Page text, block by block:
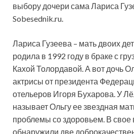
выбору дочери сама Лариса
Sobesednik.ru.
Лариса Гузеева – мать двоих
родила в 1992 году в браке с
Кахой Толордавой. А вот дочь
актрисы от президента
отельеров Игоря Бухарова. У
называет Ольгу ее звездная
проблемы со здоровьем. В свое
обнаружили две